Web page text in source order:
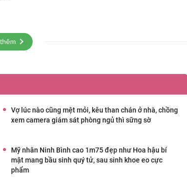
Vợ lúc nào cũng mệt mỏi, kêu than chán ở nhà, chồng
xem camera giám sát phòng ngủ thì sững sờ
Mỹ nhân Ninh Bình cao 1m75 đẹp như Hoa hậu bí
mật mang bầu sinh quý tử, sau sinh khoe eo cực
phẩm